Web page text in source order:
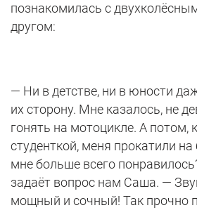
познакомилась с
другом:
— Ни в детстве, ни в юности
их сторону. Мне казалось, не
гонять на мотоцикле. А потом,
студенткой, меня прокатили на
мне больше всего
задаёт вопрос нам Саша. —
мощный и сочный! Так прочно